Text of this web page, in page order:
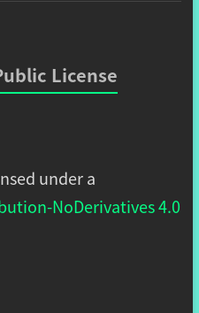
License
under a
NoDerivatives 4.0